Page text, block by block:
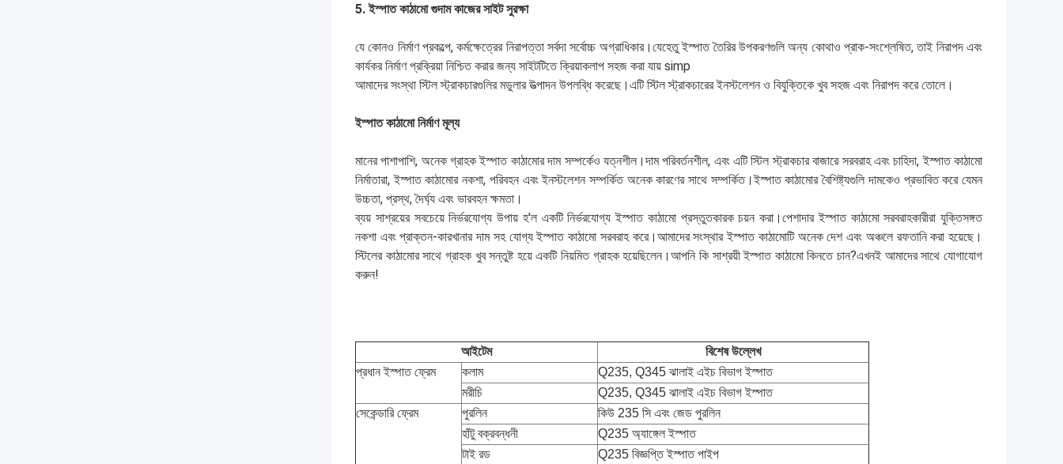
5. ইস্পাত কাঠামো গুদাম কাজের সাইট সুরক্ষা
যে কোনও নির্মাণ প্রকল্পে, কর্মক্ষেত্রের নিরাপত্তা সর্বদা সর্বোচ্চ অগ্রাধিকার।যেহেতু ইস্পাত তৈরির উপকরণগুলি অন্য কোথাও প্রাক-সংশ্লেষিত, তাই নিরাপদ এবং
কার্যকর নির্মাণ প্রক্রিয়া নিশ্চিত করার জন্য সাইটটিতে ক্রিয়াকলাপ সহজ করা যায় simp
আমাদের সংস্থা স্টিল স্ট্রাকচারগুলির মডুলার উত্পাদন উপলব্ধি করেছে।এটি স্টিল স্ট্রাকচারের ইনস্টলেশন ও বিযুক্তিকে খুব সহজ এবং নিরাপদ করে তোলে।
ইস্পাত কাঠামো নির্মাণ মূল্য
মানের পাশাপাশি, অনেক গ্রাহক ইস্পাত কাঠামোর দাম সম্পর্কেও যত্নশীল।দাম পরিবর্তনশীল, এবং এটি স্টিল স্ট্রাকচার বাজারে সরবরাহ এবং চাহিদা, ইস্পাত কাঠামো
নির্মাতারা, ইস্পাত কাঠামোর নকশা, পরিবহন এবং ইনস্টলেশন সম্পর্কিত অনেক কারণের সাথে সম্পর্কিত।ইস্পাত কাঠামোর বৈশিষ্ট্যগুলি দামকেও প্রভাবিত করে যেমন
উচ্চতা, প্রস্থ, দৈর্ঘ্য এবং ভারবহন ক্ষমতা।
ব্যয় সাশ্রয়ের সবচেয়ে নির্ভরযোগ্য উপায় হ'ল একটি নির্ভরযোগ্য ইস্পাত কাঠামো প্রস্তুতকারক চয়ন করা।পেশাদার ইস্পাত কাঠামো সরবরাহকারীরা যুক্তিসঙ্গত
নকশা এবং প্রাক্তন-কারখানার দাম সহ যোগ্য ইস্পাত কাঠামো সরবরাহ করে।আমাদের সংস্থার ইস্পাত কাঠামোটি অনেক দেশ এবং অঞ্চলে রফতানি করা হয়েছে।
স্টিলের কাঠামোর সাথে গ্রাহক খুব সন্তুষ্ট হয়ে একটি নিয়মিত গ্রাহক হয়েছিলেন।আপনি কি সাশ্রয়ী ইস্পাত কাঠামো কিনতে চান?এখনই আমাদের সাথে যোগাযোগ
করুন!
আইটেম
বিশেষ উল্লেখ
প্রধান ইস্পাত ফ্রেম
কলাম
Q235, Q345 ঝালাই এইচ বিভাগ ইস্পাত
মরীচি
Q235, Q345 ঝালাই এইচ বিভাগ ইস্পাত
সেকেন্ডারি ফ্রেম
পুরলিন
কিউ 235 সি এবং জেড পুরলিন
হাঁটু বক্রবন্ধনী
Q235 অ্যাঙ্গেল ইস্পাত
টাই রড
Q235 বিজ্ঞপ্তি ইস্পাত পাইপ